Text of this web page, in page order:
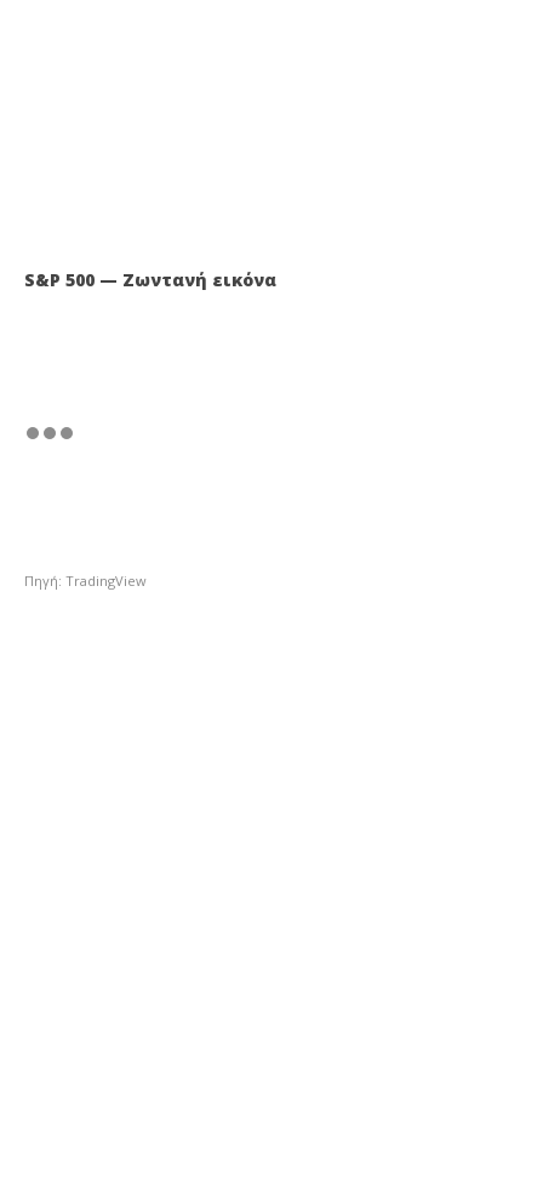
S&P 500 — Ζωντανή εικόνα
Πηγή: TradingView